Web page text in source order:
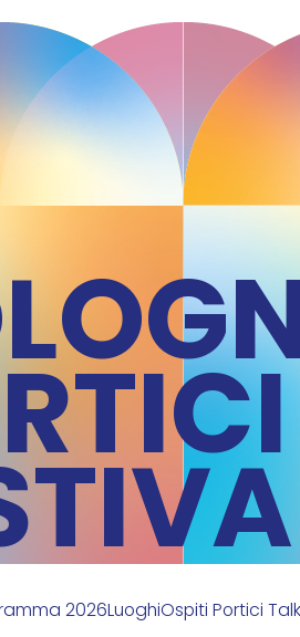
2026LuoghiOspiti Portici